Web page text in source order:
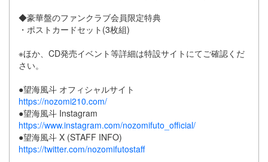
◆豪華盤のファンクラブ会員限定特典
・ポストカードセット(3枚組)
※ほか、CD発売イベント等詳細は特設サイトにてご確認くだ
さい。
●望海風斗 オフィシャルサイト
https://nozomi210.com/
●望海風斗 Instagram
https://www.instagram.com/nozomifuto_official/
●望海風斗 X (STAFF INFO)
https://twitter.com/nozomifutostaff